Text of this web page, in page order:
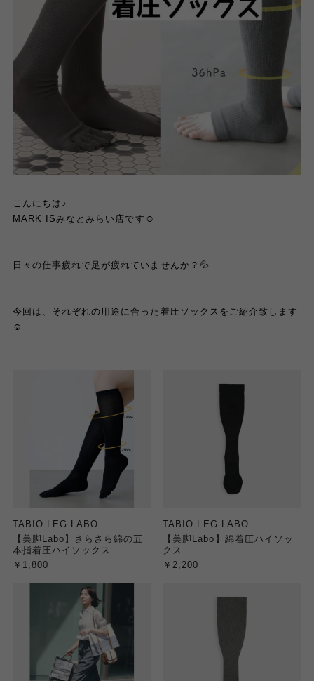
こんにちは♪
MARK ISみなとみらい店です☺️
日々の仕事疲れで足が疲れていませんか？💦
今回は、それぞれの用途に合った着圧ソックスをご紹介致します
☺️
TABIO LEG LABO
【美脚Labo】さらさら綿の五
本指着圧ハイソックス
￥1,800
TABIO LEG LABO
【美脚Labo】綿着圧ハイソッ
クス
￥2,200